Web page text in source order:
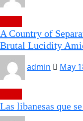
A Country of
Brutal Lucidity
admin
May
Las libanesas que